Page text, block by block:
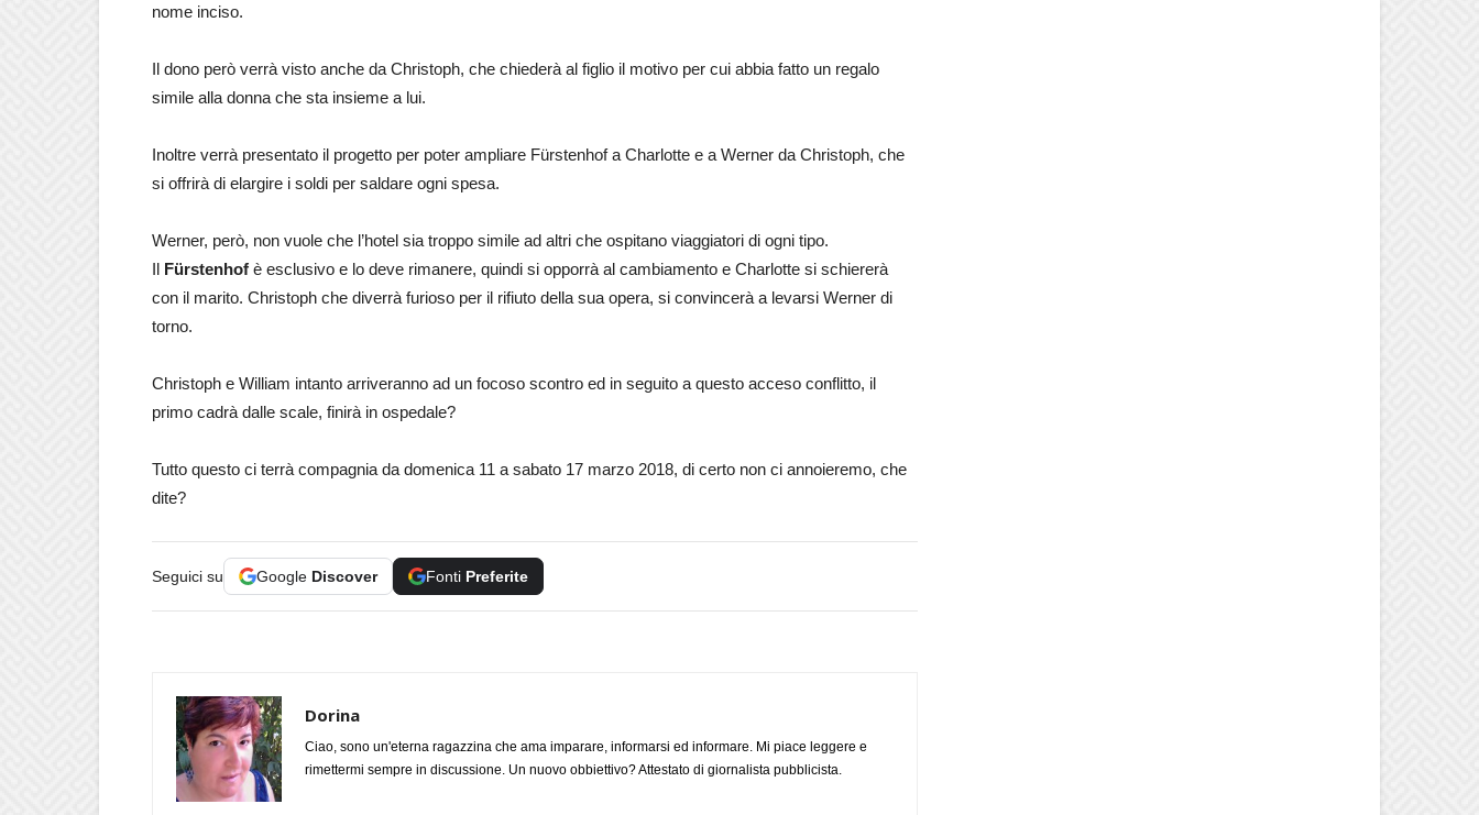
nome inciso.
Il dono però verrà visto anche da Christoph, che chiederà al figlio il motivo per cui abbia fatto un regalo
simile alla donna che sta insieme a lui.
Inoltre verrà presentato il progetto per poter ampliare Fürstenhof a Charlotte e a Werner da Christoph, che
si offrirà di elargire i soldi per saldare ogni spesa.
Werner, però, non vuole che l’hotel sia troppo simile ad altri che ospitano viaggiatori di ogni tipo.
Il Fürstenhof è esclusivo e lo deve rimanere, quindi si opporrà al cambiamento e Charlotte si schiererà
con il marito. Christoph che diverrà furioso per il rifiuto della sua opera, si convincerà a levarsi Werner di
torno.
Christoph e William intanto arriveranno ad un focoso scontro ed in seguito a questo acceso conflitto, il
primo cadrà dalle scale, finirà in ospedale?
Tutto questo ci terrà compagnia da domenica 11 a sabato 17 marzo 2018, di certo non ci annoieremo, che
dite?
Seguici su Google Discover Fonti Preferite
Dorina
Ciao, sono un'eterna ragazzina che ama imparare, informarsi ed informare. Mi piace leggere e
rimettermi sempre in discussione. Un nuovo obbiettivo? Attestato di giornalista pubblicista.